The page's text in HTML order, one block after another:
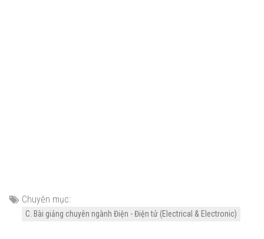
Chuyên mục:
C. Bài giảng chuyên ngành Điện - Điện tử (Electrical & Electronic)